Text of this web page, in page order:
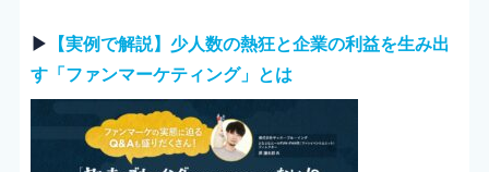
▶︎
【実例で解説】少人数の熱狂と企業の利益を生み出
す「ファンマーケティング」とは